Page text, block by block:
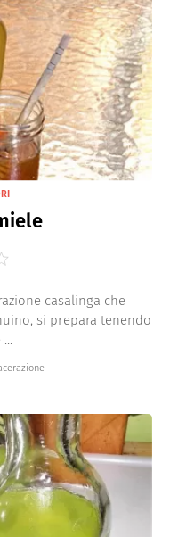
casalinga che
si prepara tenendo